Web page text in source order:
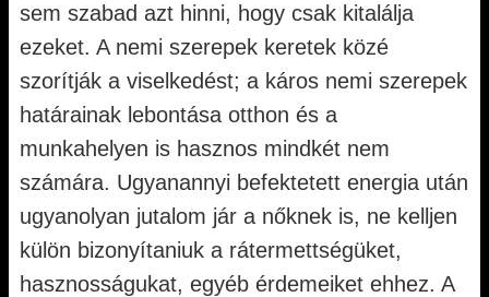
sem szabad azt hinni, hogy csak kitalálja
ezeket. A nemi szerepek keretek közé
szorítják a viselkedést; a káros nemi szerepek
határainak lebontása otthon és a
munkahelyen is hasznos mindkét nem
számára. Ugyanannyi befektetett energia után
ugyanolyan jutalom jár a nőknek is, ne kelljen
külön bizonyítaniuk a rátermettségüket,
hasznosságukat, egyéb érdemeiket ehhez. A